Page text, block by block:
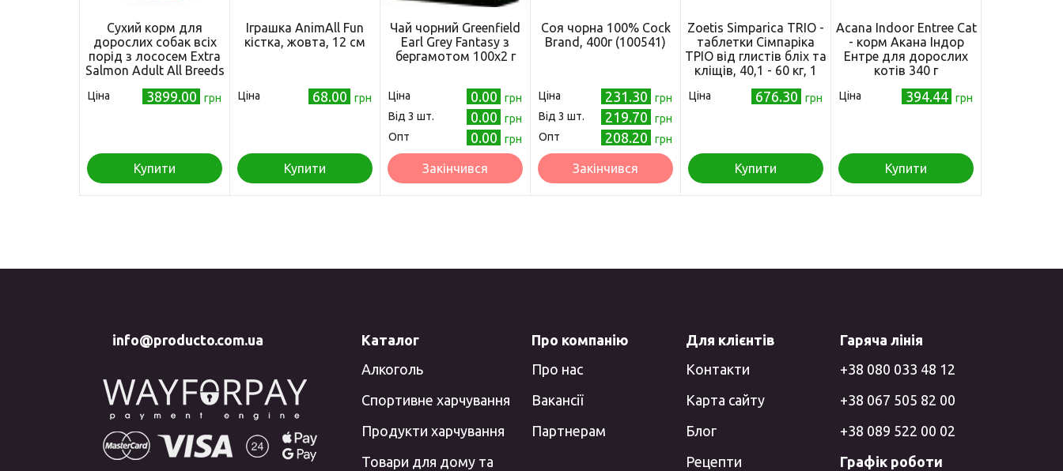
Сухий корм для
дорослих собак всіх
порід з лососем Extra
Salmon Adult All Breeds
Ціна 3899.00 грн
Купити
Іграшка AnimAll Fun
кістка, жовта, 12 см
Ціна 68.00 грн
Купити
Чай чорний Greenfield
Earl Grey Fantasy з
бергамотом 100х2 г
Ціна 0.00
грн
Від 3 шт.
0.00
грн
Опт
0.00 грн
Закінчився
Соя чорна 100% Cock
Brand, 400г (100541)
Ціна 231.30
грн
Від 3 шт.
219.70
грн
Опт
208.20 грн
Закінчився
Zoetis Simparica TRIO -
таблетки Сімпаріка
ТРІО від глистів бліх та
кліщів, 40,1 - 60 кг, 1
Ціна 676.30 грн
Купити
Acana Indoor Entree Cat
- корм Акана Індор
Ентре для дорослих
котів 340 г
Ціна 394.44 грн
Купити
info@producto.com.ua
Каталог
Алкоголь
Спортивне харчування
Продукти харчування
Товари для дому та
Про компанію
Про нас
Вакансії
Партнерам
Для клієнтів
Контакти
Карта сайту
Блог
Рецепти
Гаряча лінія
+38 080 033 48 12
+38 067 505 82 00
+38 089 522 00 02
Графік роботи